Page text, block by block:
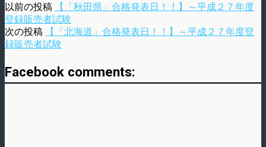
以前の投稿
【「秋田県」合格発表日！！】～平成２７年度
登録販売者試験
次の投稿
【「北海道」合格発表日！！】～平成２７年度登
録販売者試験
Facebook comments: